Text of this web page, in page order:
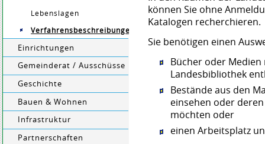
Lebenslagen
Verfahrensbeschreibungen
Einrichtungen
Gemeinderat / Ausschüsse
Geschichte
Bauen & Wohnen
Infrastruktur
Partnerschaften
können Sie ohne
Katalogen recherchieren.
Sie benötigen einen
Bücher oder Medien
Landesbibliothek
Bestände aus den
einsehen oder
möchten oder
einen Arbeitsplatz